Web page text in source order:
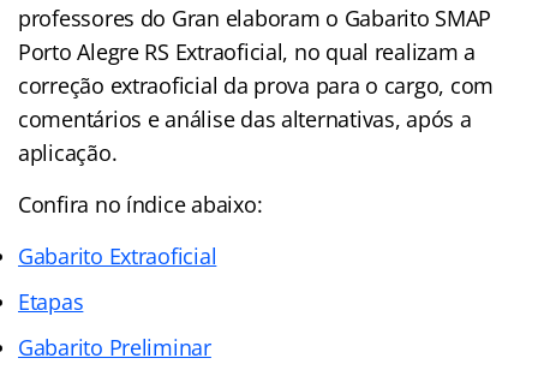
professores do Gran elaboram o Gabarito SMAP
Porto Alegre RS Extraoficial, no qual realizam a
correção extraoficial da prova para o cargo, com
comentários e análise das alternativas, após a
aplicação.
Confira no índice abaixo:
Gabarito Extraoficial
Etapas
Gabarito Preliminar